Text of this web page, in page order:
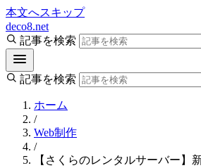
本文へスキップ
deco8.net
記事を検索
記事を検索
ホーム
/
Web制作
/
【さくらのレンタルサーバー】